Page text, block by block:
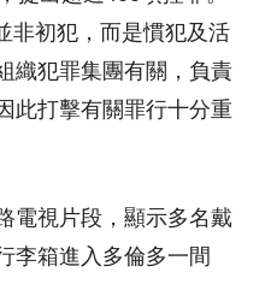
非初犯，而是慣犯及活
織犯罪集團有關，負責
此打擊有關罪行十分重
電視片段，顯示多名戴
李箱進入多倫多一間